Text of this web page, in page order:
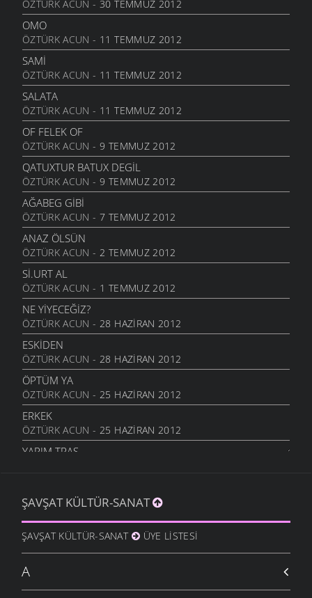
ÖZTÜRK ACUN - 30 TEMMUZ 2012
OMO
ÖZTÜRK ACUN - 11 TEMMUZ 2012
SAMI
ÖZTÜRK ACUN - 11 TEMMUZ 2012
SALATA
ÖZTÜRK ACUN - 11 TEMMUZ 2012
OF FELEK OF
ÖZTÜRK ACUN - 9 TEMMUZ 2012
QATUXTUR BATUX DEGIL
ÖZTÜRK ACUN - 9 TEMMUZ 2012
AĞABEG GIBI
ÖZTÜRK ACUN - 7 TEMMUZ 2012
ANAZ ÖLSÜN
ÖZTÜRK ACUN - 2 TEMMUZ 2012
SI.URT AL
ÖZTÜRK ACUN - 1 TEMMUZ 2012
NE YİYECEĞİZ?
ÖZTÜRK ACUN - 28 HAZIRAN 2012
ESKIDEN
ÖZTÜRK ACUN - 28 HAZIRAN 2012
ÖPTÜM YA
ÖZTÜRK ACUN - 25 HAZIRAN 2012
ERKEK
ÖZTÜRK ACUN - 25 HAZIRAN 2012
YARIM TRAŞ
ÖZTÜRK ACUN- 14 HAZIRAN 2012
ENIŞTE
ÖZTÜRK ACUN- 12 HAZIRAN 2012
KIX
ÖZTÜRK ACUN
OLA O ÖNDE GELEN SEN MIYDIN
ŞAVŞAT KÜLTÜR-SANAT
ŞAVŞAT KÜLTÜR-SANAT ÜYE LISTESI
A